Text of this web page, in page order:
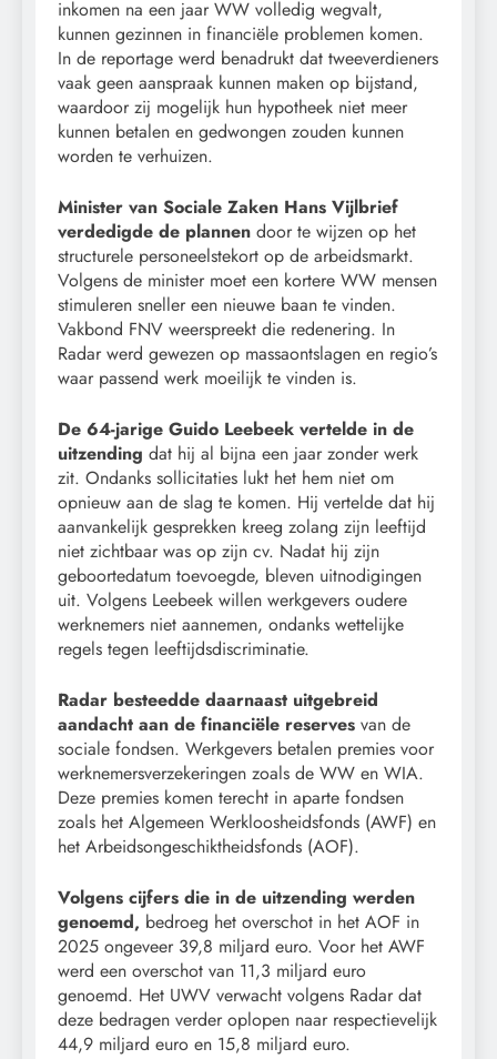
inkomen na een jaar WW volledig wegvalt,
kunnen gezinnen in financiële problemen komen.
In de reportage werd benadrukt dat tweeverdieners
vaak geen aanspraak kunnen maken op bijstand,
waardoor zij mogelijk hun hypotheek niet meer
kunnen betalen en gedwongen zouden kunnen
worden te verhuizen.
Minister van Sociale Zaken Hans Vijlbrief
verdedigde de plannen door te wijzen op het
structurele personeelstekort op de arbeidsmarkt.
Volgens de minister moet een kortere WW mensen
stimuleren sneller een nieuwe baan te vinden.
Vakbond FNV weerspreekt die redenering. In
Radar werd gewezen op massaontslagen en regio’s
waar passend werk moeilijk te vinden is.
De 64-jarige Guido Leebeek vertelde in de
uitzending dat hij al bijna een jaar zonder werk
zit. Ondanks sollicitaties lukt het hem niet om
opnieuw aan de slag te komen. Hij vertelde dat hij
aanvankelijk gesprekken kreeg zolang zijn leeftijd
niet zichtbaar was op zijn cv. Nadat hij zijn
geboortedatum toevoegde, bleven uitnodigingen
uit. Volgens Leebeek willen werkgevers oudere
werknemers niet aannemen, ondanks wettelijke
regels tegen leeftijdsdiscriminatie.
Radar besteedde daarnaast uitgebreid
aandacht aan de financiële reserves van de
sociale fondsen. Werkgevers betalen premies voor
werknemersverzekeringen zoals de WW en WIA.
Deze premies komen terecht in aparte fondsen
zoals het Algemeen Werkloosheidsfonds (AWF) en
het Arbeidsongeschiktheidsfonds (AOF).
Volgens cijfers die in de uitzending werden
genoemd, bedroeg het overschot in het AOF in
2025 ongeveer 39,8 miljard euro. Voor het AWF
werd een overschot van 11,3 miljard euro
genoemd. Het UWV verwacht volgens Radar dat
deze bedragen verder oplopen naar respectievelijk
44,9 miljard euro en 15,8 miljard euro.